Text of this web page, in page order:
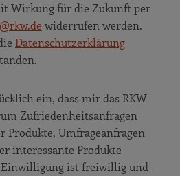
Wirkung für die Zukunft per
widerrufen werden.
Datenschutzerklärung
ein, dass mir das RKW
Zufriedenheitsanfragen
Produkte, Umfrageanfragen
interessante Produkte
Einwilligung ist freiwillig und